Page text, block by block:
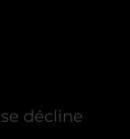
décline